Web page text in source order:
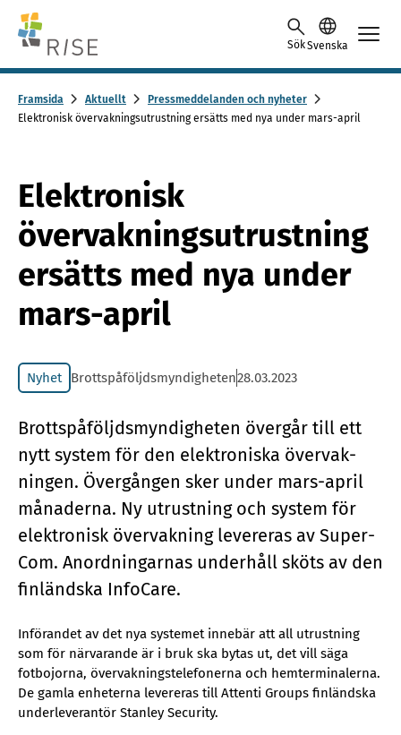
Skip to content -saavutettavuusohje
SökSvenska
Framsida Aktuellt
Pressmeddelanden och nyheter
Elektronisk övervakningsutrustning ersätts med nya under mars-april
Elektronisk
övervakningsutrustning
ersätts med nya under
mars-april
Nyhet Brottspåföljdsmyndigheten28.03.2023
Brottspå­följds­myn­dig­he­ten över­går till ett
nytt sy­stem för den elektro­nis­ka över­vak­
ning­en. Över­gång­en sker un­der mars-april
må­na­der­na. Ny ut­rust­ning och sy­stem för
elektro­nisk över­vak­ning le­ve­re­ras av Su­per­
Com. An­ord­ning­ar­nas un­der­håll sköts av den
fin­länds­ka In­foCa­re.
Införandet av det nya systemet innebär att all utrustning
som för närvarande är i bruk ska bytas ut, det vill säga
fotbojorna, övervakningstelefonerna och hemterminalerna.
De gamla enheterna levereras till Attenti Groups finländska
underleverantör Stanley Security.